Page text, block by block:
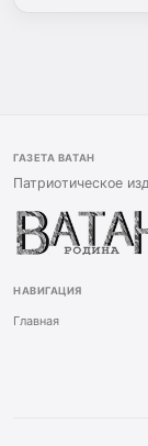
ГАЗЕТА ВАТАН
Патриотическое
НАВИГАЦИЯ
Главная